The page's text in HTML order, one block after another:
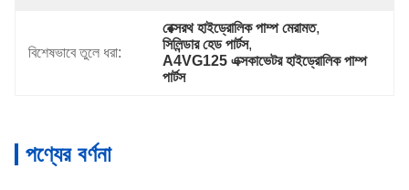
বিশেষভাবে তুলে ধরা:
রেক্সরথ হাইড্রোলিক পাম্প মেরামত,
সিলিন্ডার হেড পার্টস,
A4VG125 এক্সকাভেটর হাইড্রোলিক পাম্প
পার্টস
পণ্যের বর্ণনা